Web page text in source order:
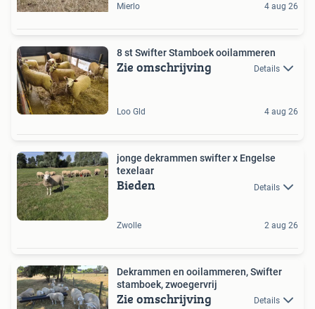
Mierlo 4 aug 26
8 st Swifter Stamboek ooilammeren
Zie omschrijving Details
Loo Gld 4 aug 26
jonge dekrammen swifter x Engelse
texelaar
Bieden Details
Zwolle 2 aug 26
Dekrammen en ooilammeren, Swifter
stamboek, zwoegervrij
Zie omschrijving Details